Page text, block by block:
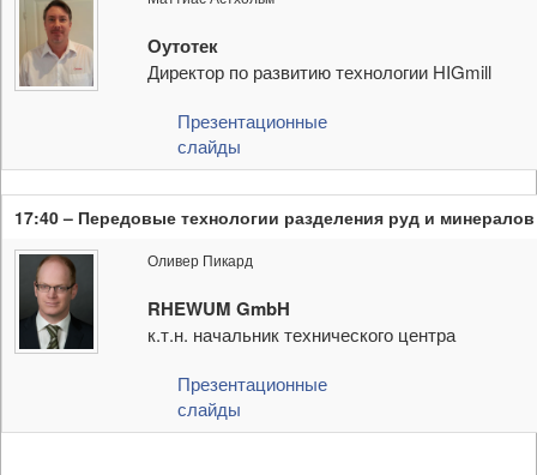
Оутотек
Директор по развитию технологии HIGmill
Презентационные
слайды
17:40 – Передовые технологии разделения руд и минералов
Оливер Пикард
RHEWUM GmbH
к.т.н. начальник технического центра
Презентационные
слайды